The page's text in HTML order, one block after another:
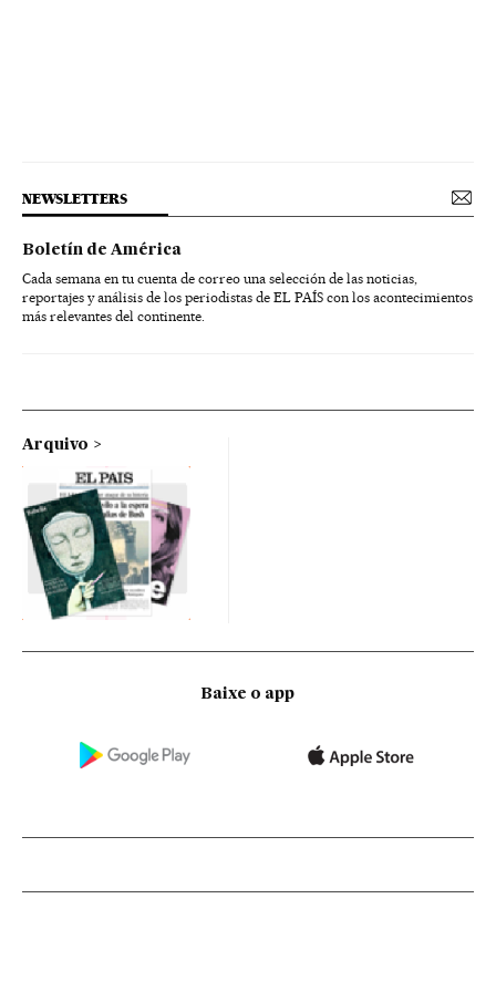
NEWSLETTERS
Boletín de América
Cada semana en tu cuenta de correo una selección de las noticias,
reportajes y análisis de los periodistas de EL PAÍS con los acontecimientos
más relevantes del continente.
Arquivo
Baixe o app